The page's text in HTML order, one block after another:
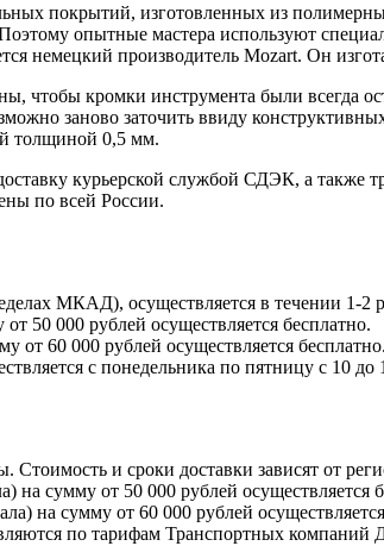
покрытий, изготовленных из
опытные мастера используют
немецкий производитель Mozart. Он
чтобы кромки инструмента были всегда
заново заточить ввиду
толщиной 0,5 мм.
курьерской службой СДЭК, а
по всей России.
МКАД), осуществляется в течении 1-2
50 000 рублей осуществляется бесплатно.
от 60 000 рублей осуществляется бесплатно.
с понедельника по пятницу с 10 до
Стоимость и сроки доставки зависят от
на сумму от 50 000 рублей осуществляется
на сумму от 60 000 рублей
по тарифам Транспортных